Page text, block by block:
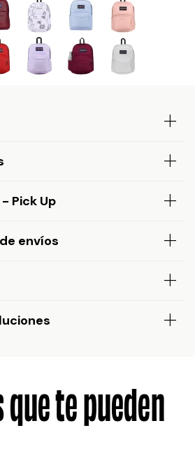
Pick Up
envíos
te pueden